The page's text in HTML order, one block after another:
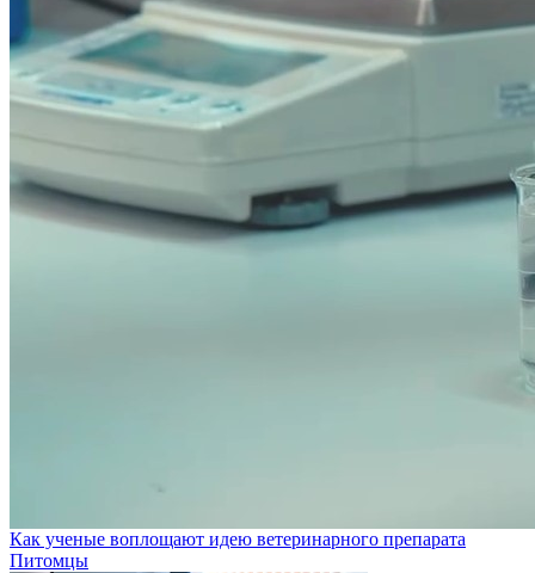
Как ученые воплощают идею ветеринарного препарата
Питомцы